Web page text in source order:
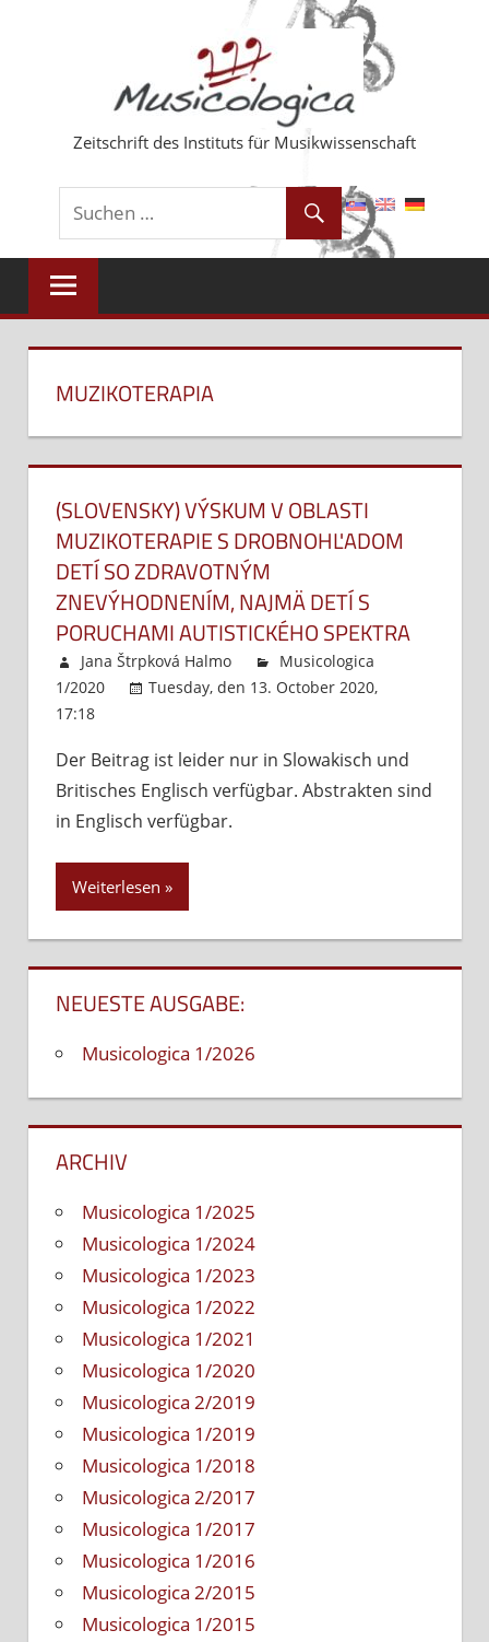
Zeitschrift des Instituts für Musikwissenschaft
MUZIKOTERAPIA
(SLOVENSKY) VÝSKUM V OBLASTI
MUZIKOTERAPIE S DROBNOHĽADOM
DETÍ SO ZDRAVOTNÝM
ZNEVÝHODNENÍM, NAJMÄ DETÍ S
PORUCHAMI AUTISTICKÉHO SPEKTRA
Jana Štrpková Halmo
Musicologica
1/2020
Tuesday, den 13. October 2020,
17:18
Výskum
v
zdravotným
autistického
Der Beitrag ist leider nur in Slowakisch und
Britisches Englisch verfügbar. Abstrakten sind
in Englisch verfügbar.
Weiterlesen
NEUESTE AUSGABE:
Musicologica 1/2026
ARCHIV
Musicologica 1/2025
Musicologica 1/2024
Musicologica 1/2023
Musicologica 1/2022
Musicologica 1/2021
Musicologica 1/2020
Musicologica 2/2019
Musicologica 1/2019
Musicologica 1/2018
Musicologica 2/2017
Musicologica 1/2017
Musicologica 1/2016
Musicologica 2/2015
Musicologica 1/2015